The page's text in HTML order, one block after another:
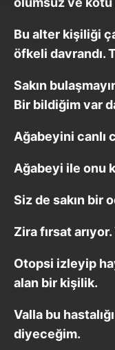
Her halükârda,
gösterilmeyecektir."
Sitemizde
kullanılmaktadır. Bu
toplumu
kılınması ve
sınırlı olarak açık
Çerezlere ilişkin
vasıtasıyla
için Ayarlar
Metnimiziziyaret
6698 sayılı Kişisel
hazırlanmış
Bu alter kişiliği
öfkeli davrandı.
Sakın
Bir bildiğim var
Ağabeyini canlı
Ağabeyi ile onu
Siz de sakın bir
Zira fırsat
Otopsi izleyip
alan bir kişilik.
Valla bu
diyeceğim.